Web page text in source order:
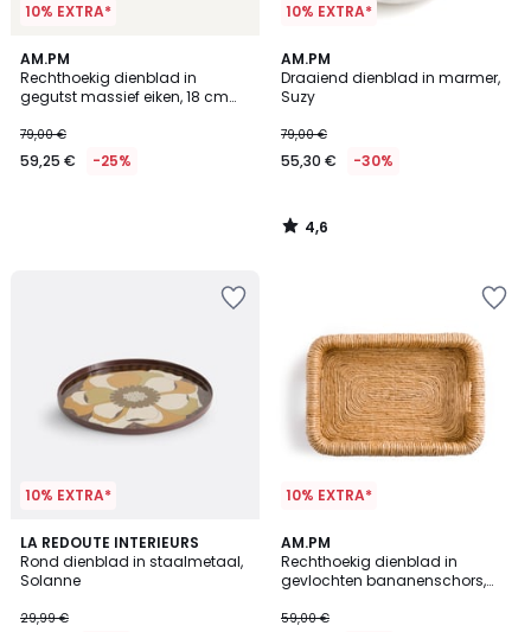
10% EXTRA*
AM.PM
Rechthoekig dienblad in
gegutst massief eiken, 18 cm
79,00 €
59,25 € -25%
10% EXTRA*
AM.PM
Draaiend dienblad in marmer,
Suzy
79,00 €
55,30 € -30%
4,6
/ 5
4,6
/
10% EXTRA*
LA REDOUTE INTERIEURS
Rond dienblad in staalmetaal,
Solanne
29,99 €
5
/
5
10% EXTRA*
AM.PM
Rechthoekig dienblad in
gevlochten bananenschors,
59,00 €
5
/
5